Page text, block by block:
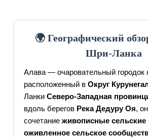
🌍 Географический
Шри-Ланка
Алава — очаровательный городок
расположенный в Округ
Ланки Северо-Западная
вдоль берегов Река Дедуру Оя,
сочетание живописные сельские
оживленное сельское